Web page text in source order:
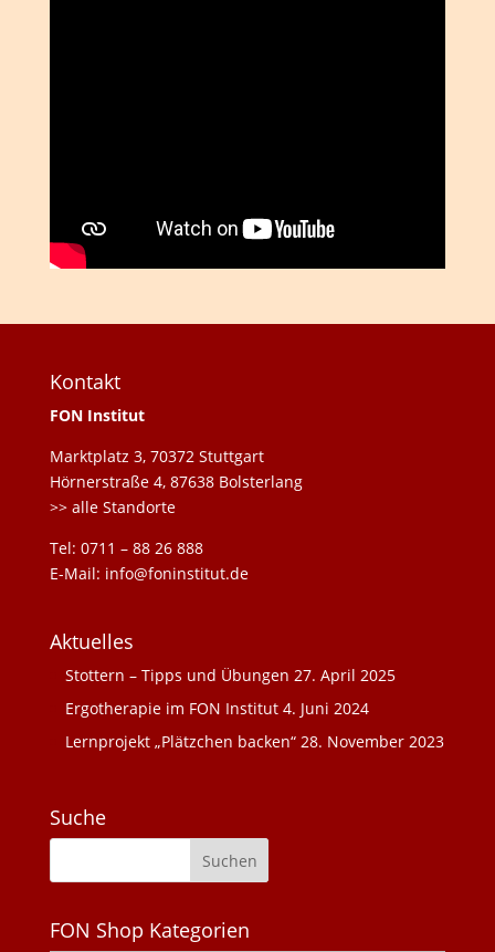
Kontakt
FON Institut
Marktplatz 3, 70372 Stuttgart
Hörnerstraße 4, 87638 Bolsterlang
>> alle Standorte
Tel: 0711 – 88 26 888
E-Mail: info@foninstitut.de
Aktuelles
Stottern – Tipps und Übungen 27. April 2025
Ergotherapie im FON Institut 4. Juni 2024
Lernprojekt „Plätzchen backen“ 28. November 2023
Suche
FON Shop Kategorien